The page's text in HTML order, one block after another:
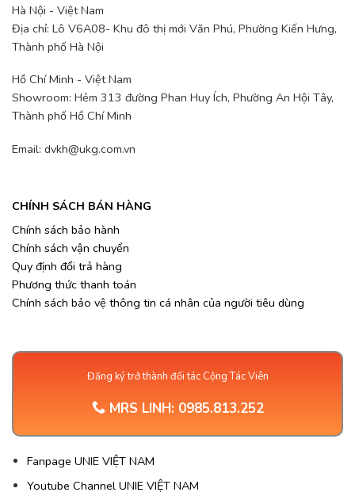
Hà Nội - Việt Nam
Địa chỉ: Lô V6A08- Khu đô thị mới Văn Phú, Phường Kiến Hưng,
Thành phố Hà Nội
Hồ Chí Minh - Việt Nam
Showroom: Hẻm 313 đường Phan Huy Ích, Phường An Hội Tây,
Thành phố Hồ Chí Minh
Email: dvkh@ukg.com.vn
CHÍNH SÁCH BÁN HÀNG
Chính sách bảo hành
Chính sách vận chuyển
Quy định đổi trả hàng
Phương thức thanh toán
Chính sách bảo vệ thông tin cá nhân của người tiêu dùng
Đăng ký trở thành đối tác Cộng Tác Viên
MRS LINH: 0985.813.252
Fanpage UNIE VIỆT NAM
Youtube Channel UNIE VIỆT NAM